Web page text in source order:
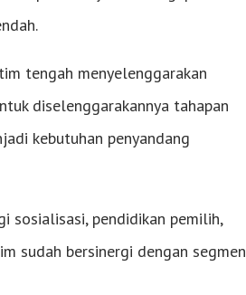
tengah menyelenggarakan
diselenggarakannya tahapan
kebutuhan penyandang
sosialisasi, pendidikan pemilih,
sudah bersinergi dengan segmen